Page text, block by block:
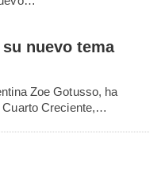
nuevo tema
Zoe Gotusso, ha
Cuarto Creciente,…